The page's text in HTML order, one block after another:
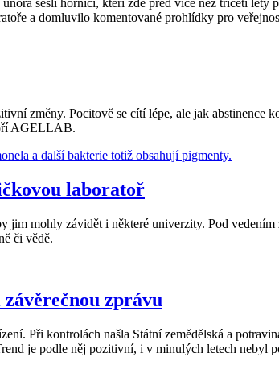
sešli horníci, kteří zde před více než třiceti lety
a domluvilo komentované prohlídky pro
změny. Pocitově se cítí lépe, ale jak abstinence
AGELLAB.
laboratoř
mohly závidět i některé univerzity. Pod vedením
či vědě.
zprávu
Při kontrolách našla Státní zemědělská a
je podle něj pozitivní, i v minulých letech nebyl